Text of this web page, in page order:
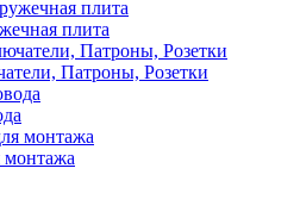
плита
Патроны, Розетки